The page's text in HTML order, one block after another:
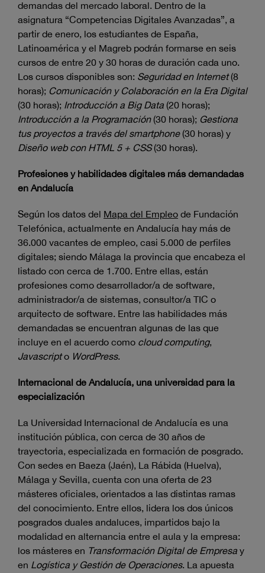
demandas del mercado laboral. Dentro de la
asignatura “Competencias Digitales Avanzadas”, a
partir de enero, los estudiantes de España,
Latinoamérica y el Magreb podrán formarse en seis
cursos de entre 20 y 30 horas de duración cada uno.
Los cursos disponibles son: Seguridad en Internet(8
horas); Comunicación y Colaboración en la Era Digital
(30 horas)​; Introducción a Big Data (20 horas);​
Introducción a la Programación(30 horas)​; Gestiona
tus proyectos a través del smartphone(30 horas)​ y
Diseño web con HTML 5 + CSS(30 horas).
Profesiones y habilidades digitales más demandadas
en Andalucía
Según los datos del Mapa del Empleo de Fundación
Telefónica, actualmente en Andalucía hay más de
36.000 vacantes de empleo, casi 5.000 de perfiles
digitales; siendo Málaga la provincia que encabeza el
listado con cerca de 1.700. Entre ellas, están
profesiones como desarrollador/a de software,
administrador/a de sistemas, consultor/a TIC o
arquitecto de software. Entre las habilidades más
demandadas se encuentran algunas de las que
incluye en el acuerdo como cloud computing,
Javascripto WordPress.
Internacional de Andalucía, una universidad para la
especialización
La Universidad Internacional de Andalucía es una
institución pública, con cerca de 30 años de
trayectoria, especializada en formación de posgrado.
Con sedes en Baeza (Jaén), La Rábida (Huelva),
Málaga y Sevilla, cuenta con una oferta de 23
másteres oficiales, orientados a las distintas ramas
del conocimiento. Entre ellos, lidera los dos únicos
posgrados duales andaluces, impartidos bajo la
modalidad en alternancia entre el aula y la empresa:
los másteres en Transformación Digital de Empresa y
en Logística y Gestión de Operaciones. La apuesta